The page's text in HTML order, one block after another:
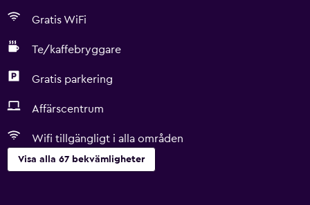
Gratis WiFi
Te/kaffebryggare
Gratis parkering
Affärscentrum
Wifi tillgängligt i alla områden
Visa alla 67 bekvämligheter